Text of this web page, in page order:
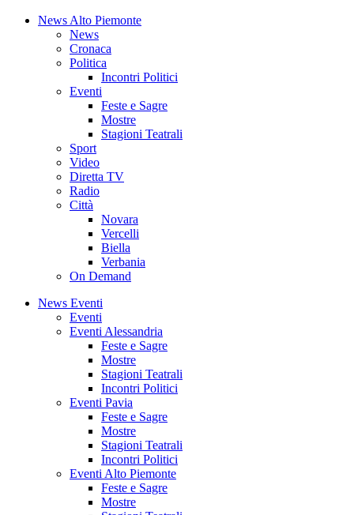
News Alto Piemonte
News
Cronaca
Politica
Incontri Politici
Eventi
Feste e Sagre
Mostre
Stagioni Teatrali
Sport
Video
Diretta TV
Radio
Città
Novara
Vercelli
Biella
Verbania
On Demand
News Eventi
Eventi
Eventi Alessandria
Feste e Sagre
Mostre
Stagioni Teatrali
Incontri Politici
Eventi Pavia
Feste e Sagre
Mostre
Stagioni Teatrali
Incontri Politici
Eventi Alto Piemonte
Feste e Sagre
Mostre